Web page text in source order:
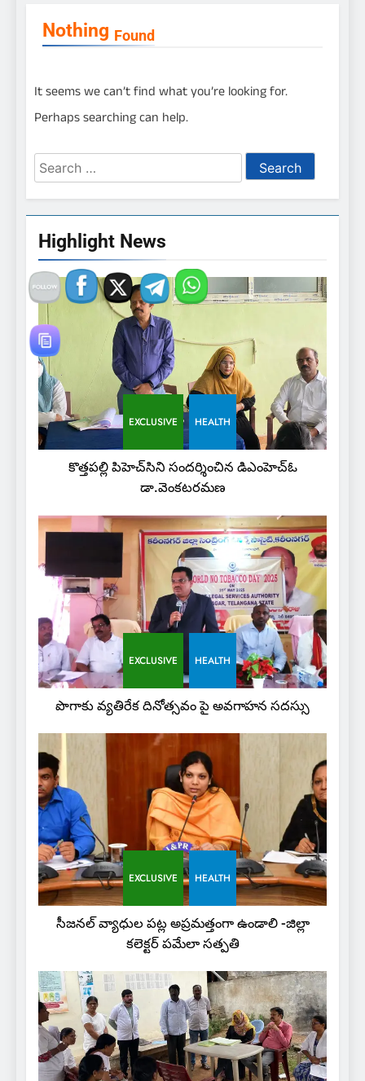
Highlight News
EXCLUSIVE HEALTH
కొత్తపల్లి పిహెచ్‌సిని సందర్శించిన డిఎంహెచ్‌ఓ
డా.వెంకటరమణ
EXCLUSIVE HEALTH
పొగాకు వ్యతిరేక దినోత్సవం పై అవగాహన సదస్సు
EXCLUSIVE HEALTH
సీజనల్ వ్యాధుల పట్ల అప్రమత్తంగా ఉండాలి -జిల్లా
కలెక్టర్ పమేలా సత్పతి
Nothing Found
It seems we can’t find what you’re looking for.
Perhaps searching can help.
Search
for: